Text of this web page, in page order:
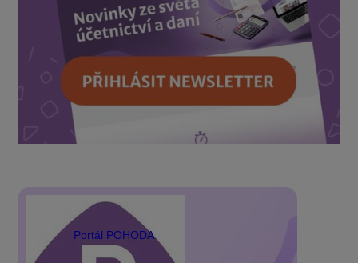
Portál POHODA